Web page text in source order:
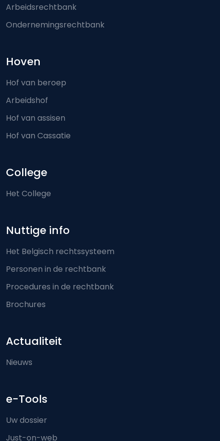
Arbeidsrechtbank
Ondernemingsrechtbank
Hoven
Hof van beroep
Arbeidshof
Hof van assisen
Hof van Cassatie
College
Het College
Nuttige info
Het Belgisch rechtssysteem
Personen in de rechtbank
Procedures in de rechtbank
Brochures
Actualiteit
Nieuws
e-Tools
Uw dossier
Just-on-web